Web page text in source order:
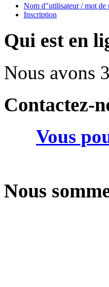
Nom d"utilisateur / mot de
Inscription
Qui est en
Nous avons
Contactez-
Vous
Nous